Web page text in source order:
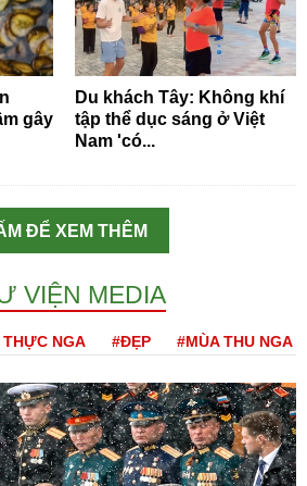
gây
Du khách Tây: Không khí
tập thể dục sáng ở Việt
Nam 'có...
ĐỂ XEM THÊM
VIỆN MEDIA
NGA #ĐẸP #MÙA THU NGA